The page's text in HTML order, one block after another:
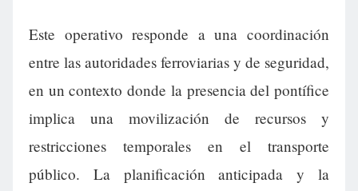
Este operativo responde a una coordinación
entre las autoridades ferroviarias y de seguridad,
en un contexto donde la presencia del pontífice
implica una movilización de recursos y
restricciones temporales en el transporte
público. La planificación anticipada y la